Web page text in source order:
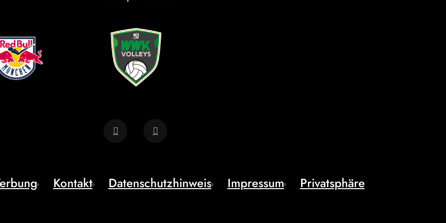
Kontakt Datenschutzhinweis Impressum Privatsphäre